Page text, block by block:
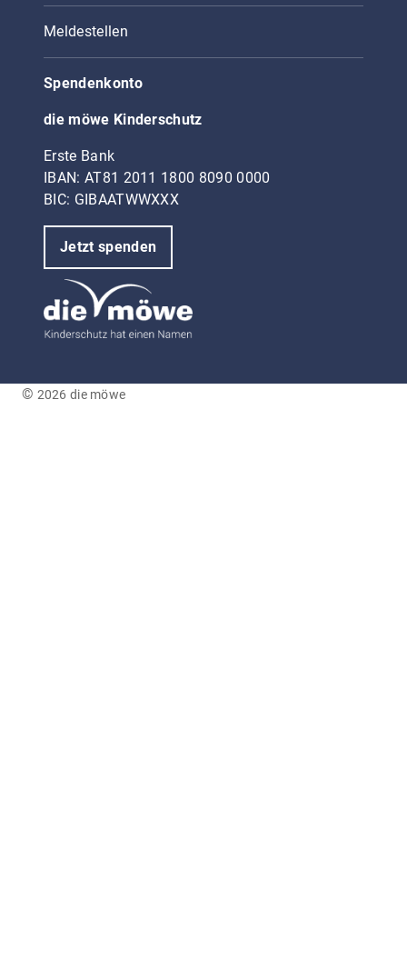
Meldestellen
Spendenkonto
die möwe Kinderschutz
Erste Bank
IBAN: AT81 2011 1800 8090 0000
BIC: GIBAATWWXXX
Jetzt spenden
© 2026 die möwe